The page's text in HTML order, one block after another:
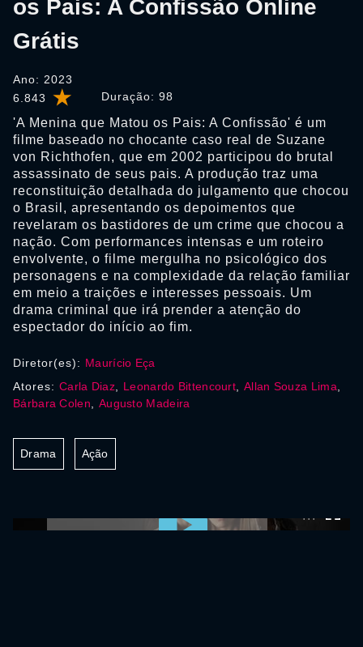
6.843 Duração: 98
os Pais: A Confissão Online
Grátis
Ano: 2023
'A Menina que Matou os Pais: A Confissão' é um
filme baseado no chocante caso real de Suzane
von Richthofen, que em 2002 participou do brutal
assassinato de seus pais. A produção traz uma
reconstituição detalhada do julgamento que chocou
o Brasil, apresentando os depoimentos que
revelaram os bastidores de um crime que chocou a
nação. Com performances intensas e um roteiro
envolvente, o filme mergulha no psicológico dos
personagens e na complexidade da relação familiar
em meio a traições e interesses pessoais. Um
drama criminal que irá prender a atenção do
espectador do início ao fim.
Diretor(es): Maurício Eça
Atores: Carla Diaz Leonardo Bittencourt Allan Souza Lima
Bárbara Colen
Augusto Madeira
Drama Ação